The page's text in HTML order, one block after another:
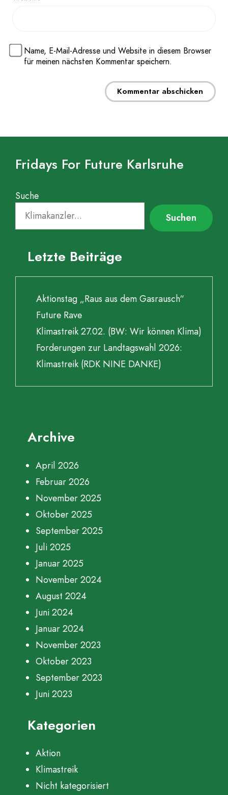
Name, E-Mail-Adresse und Website in diesem Browser
für meinen nächsten Kommentar speichern.
Fridays For Future Karlsruhe
Suche
Suchen
Letzte Beiträge
Aktionstag „Raus aus dem Gasrausch“
Future Rave
Klimastreik 27.02. (BW: Wir können Klima)
Forderungen zur Landtagswahl 2026:
Klimastreik (RDK NINE DANKE)
Archive
April 2026
Februar 2026
November 2025
Oktober 2025
September 2025
Juli 2025
Januar 2025
November 2024
August 2024
Juni 2024
Januar 2024
November 2023
Oktober 2023
September 2023
Juni 2023
Kategorien
Aktion
Klimastreik
Nicht kategorisiert